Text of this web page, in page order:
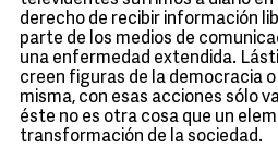
derecho de recibir información
parte de los medios de
una enfermedad extendida.
creen figuras de la democracia
misma, con esas acciones sólo
éste no es otra cosa que un
transformación de la sociedad.